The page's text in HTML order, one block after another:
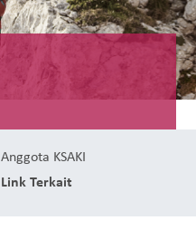
Anggota KSAKI
Link Terkait